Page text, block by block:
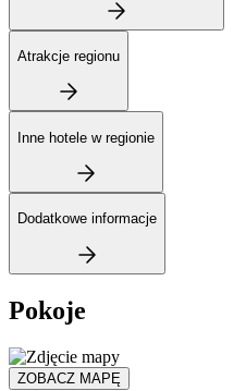
Atrakcje regionu
Inne hotele w regionie
Dodatkowe informacje
Pokoje
ZOBACZ MAPĘ